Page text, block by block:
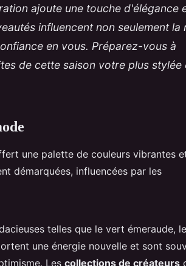
ajoute une touche d'élégance
influencent non seulement la
en vous. Préparez-vous à
de cette saison votre plus stylée
une palette de couleurs vibrantes
démarquées, influencées par les
telles que le vert émeraude,
une énergie nouvelle et sont
Les collections de créateurs